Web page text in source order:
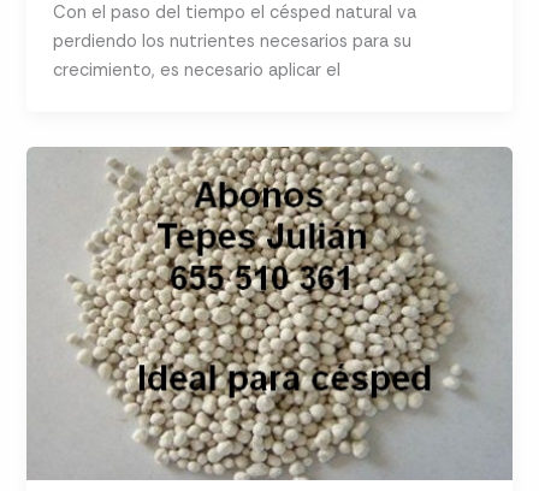
Con el paso del tiempo el césped natural va
perdiendo los nutrientes necesarios para su
crecimiento, es necesario aplicar el